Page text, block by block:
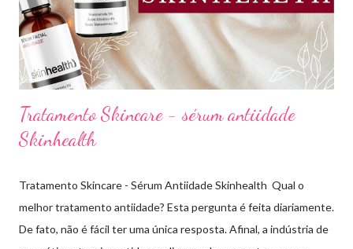
meu canal mostrei como vocês podem comprar uma base sem
errar na cor. É um site que tem salvado minha vida,...
Tratamento Skincare - sérum antiidade
Skinhealth
Tratamento Skincare - Sérum Antiidade Skinhealth Qual o
melhor tratamento antiidade? Esta pergunta é feita diariamente.
De fato, não é fácil ter uma única resposta. Afinal, a indústria de